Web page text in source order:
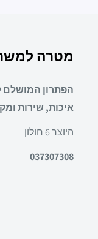
מטרה
הפתרון
איכות, שירות
היוצר 6 חולון
037307308